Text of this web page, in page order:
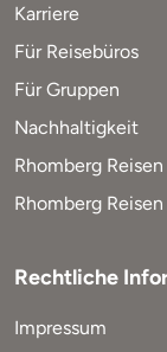
Karriere
Für Reisebüros
Für Gruppen
Nachhaltigkeit
Rhomberg
Rhomberg
Rechtliche
Impressum